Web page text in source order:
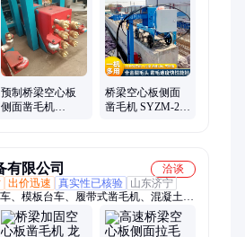
预制桥梁空心板
侧面凿毛机
桥梁空心板侧面
凿毛机 SYZM-2Q
有限公司
洽谈
出价迅速 真实性已核验
山东济宁
、模板台车、履带式凿毛机、混凝土凿
机、压线钳、灰浆泵、液压钳、除雪
撞墙、切管机、灌缝机、翻爬机、沟槽